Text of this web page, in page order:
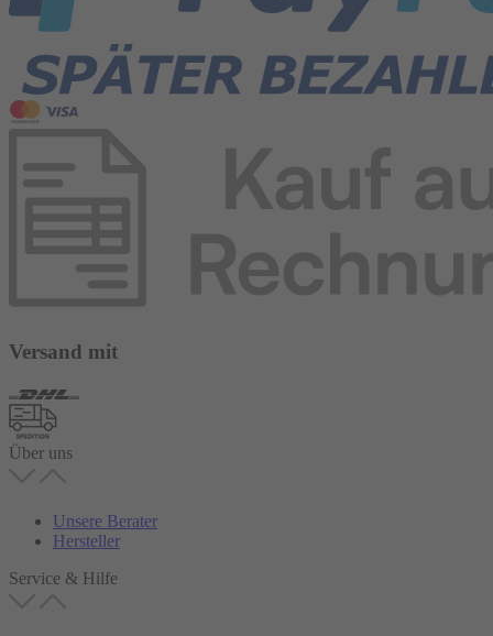
Versand mit
Über uns
Unsere Berater
Hersteller
Service & Hilfe